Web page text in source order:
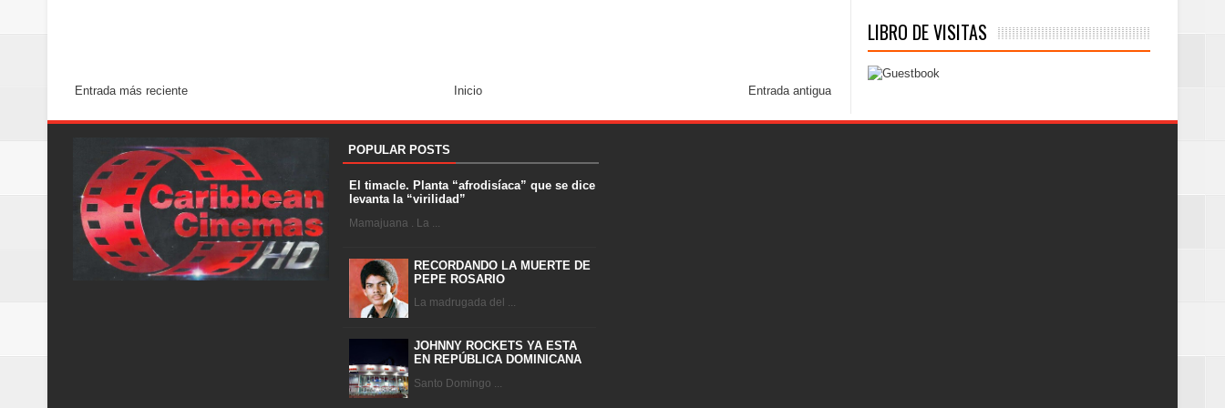
Entrada más reciente Entrada antigua
Inicio
LIBRO DE VISITAS
POPULAR POSTS
El timacle. Planta “afrodisíaca” que se dice
levanta la “virilidad”
Mamajuana . La ...
RECORDANDO LA MUERTE DE
PEPE ROSARIO
La madrugada del ...
JOHNNY ROCKETS YA ESTA
EN REPÚBLICA DOMINICANA
Santo Domingo ...